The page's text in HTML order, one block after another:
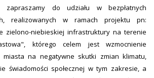
zapraszamy do udziału w bezpłatnych
realizowanych w ramach projektu pn:
zielono-niebieskiej infrastruktury na terenie
którego celem jest wzmocnienie
miasta na negatywne skutki zmian klimatu,
świadomości społecznej w tym zakresie, a